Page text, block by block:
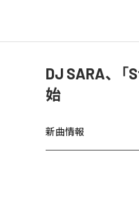
DJ SARA、「
始
新曲情報